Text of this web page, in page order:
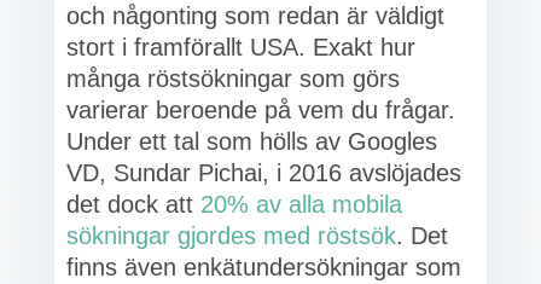
och någonting som redan är väldigt
stort i framförallt USA. Exakt hur
många röstsökningar som görs
varierar beroende på vem du frågar.
Under ett tal som hölls av Googles
VD, Sundar Pichai, i 2016 avslöjades
det dock att 20% av alla mobila
sökningar gjordes med röstsök. Det
finns även enkätundersökningar som